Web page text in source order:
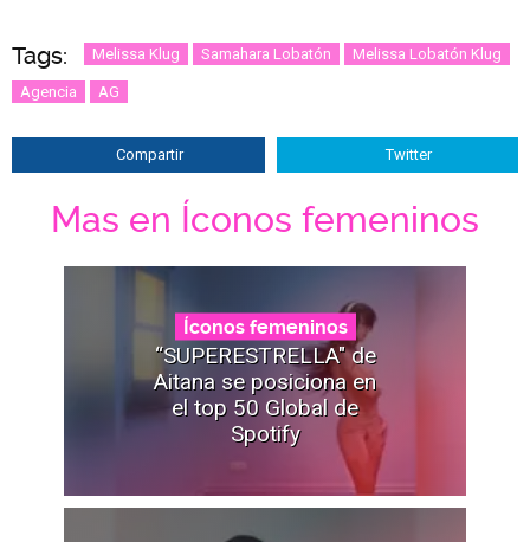
Tags: Melissa Klug Samahara Lobatón Melissa Lobatón Klug
Agencia AG
Compartir Twitter
Mas en Íconos femeninos
Íconos femeninos
“SUPERESTRELLA" de
Aitana se posiciona en
el top 50 Global de
Spotify